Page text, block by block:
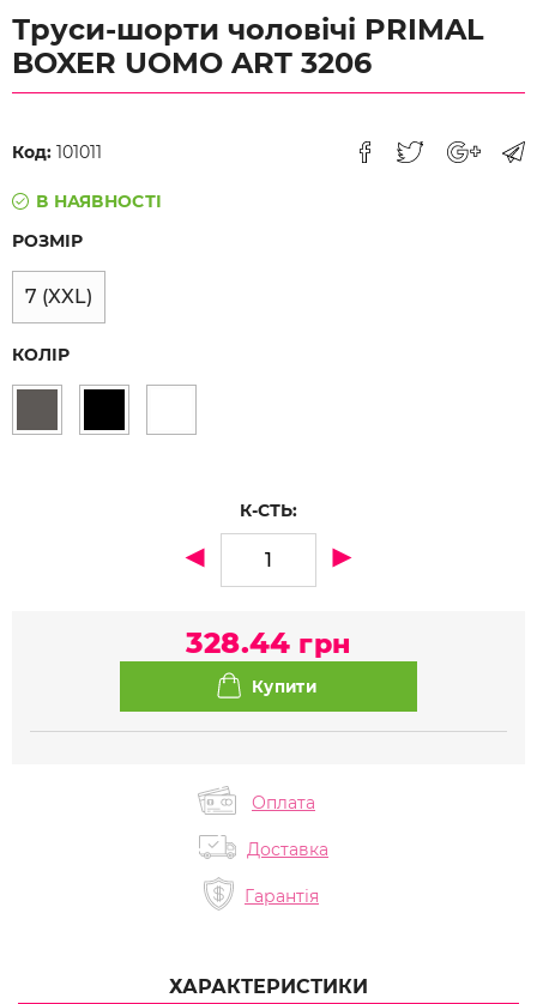
Труси-шорти чоловічі PRIMAL
BOXER UOMO ART 3206
Код: 101011
В НАЯВНОСТІ
РОЗМІР
7 (XXL)
КОЛІР
К-СТЬ:
328.44 грн
Оплата
Доставка
Гарантія
ХАРАКТЕРИСТИКИ